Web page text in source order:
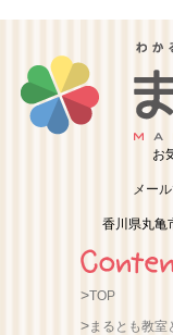
お
メー
香川県丸亀
TOP
まるとも教室